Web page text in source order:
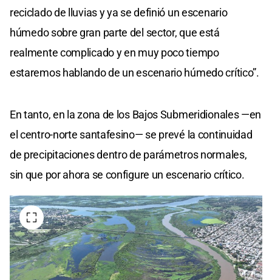
reciclado de lluvias y ya se definió un escenario
húmedo sobre gran parte del sector, que está
realmente complicado y en muy poco tiempo
estaremos hablando de un escenario húmedo crítico”.
En tanto, en la zona de los Bajos Submeridionales —en
el centro-norte santafesino— se prevé la continuidad
de precipitaciones dentro de parámetros normales,
sin que por ahora se configure un escenario crítico.